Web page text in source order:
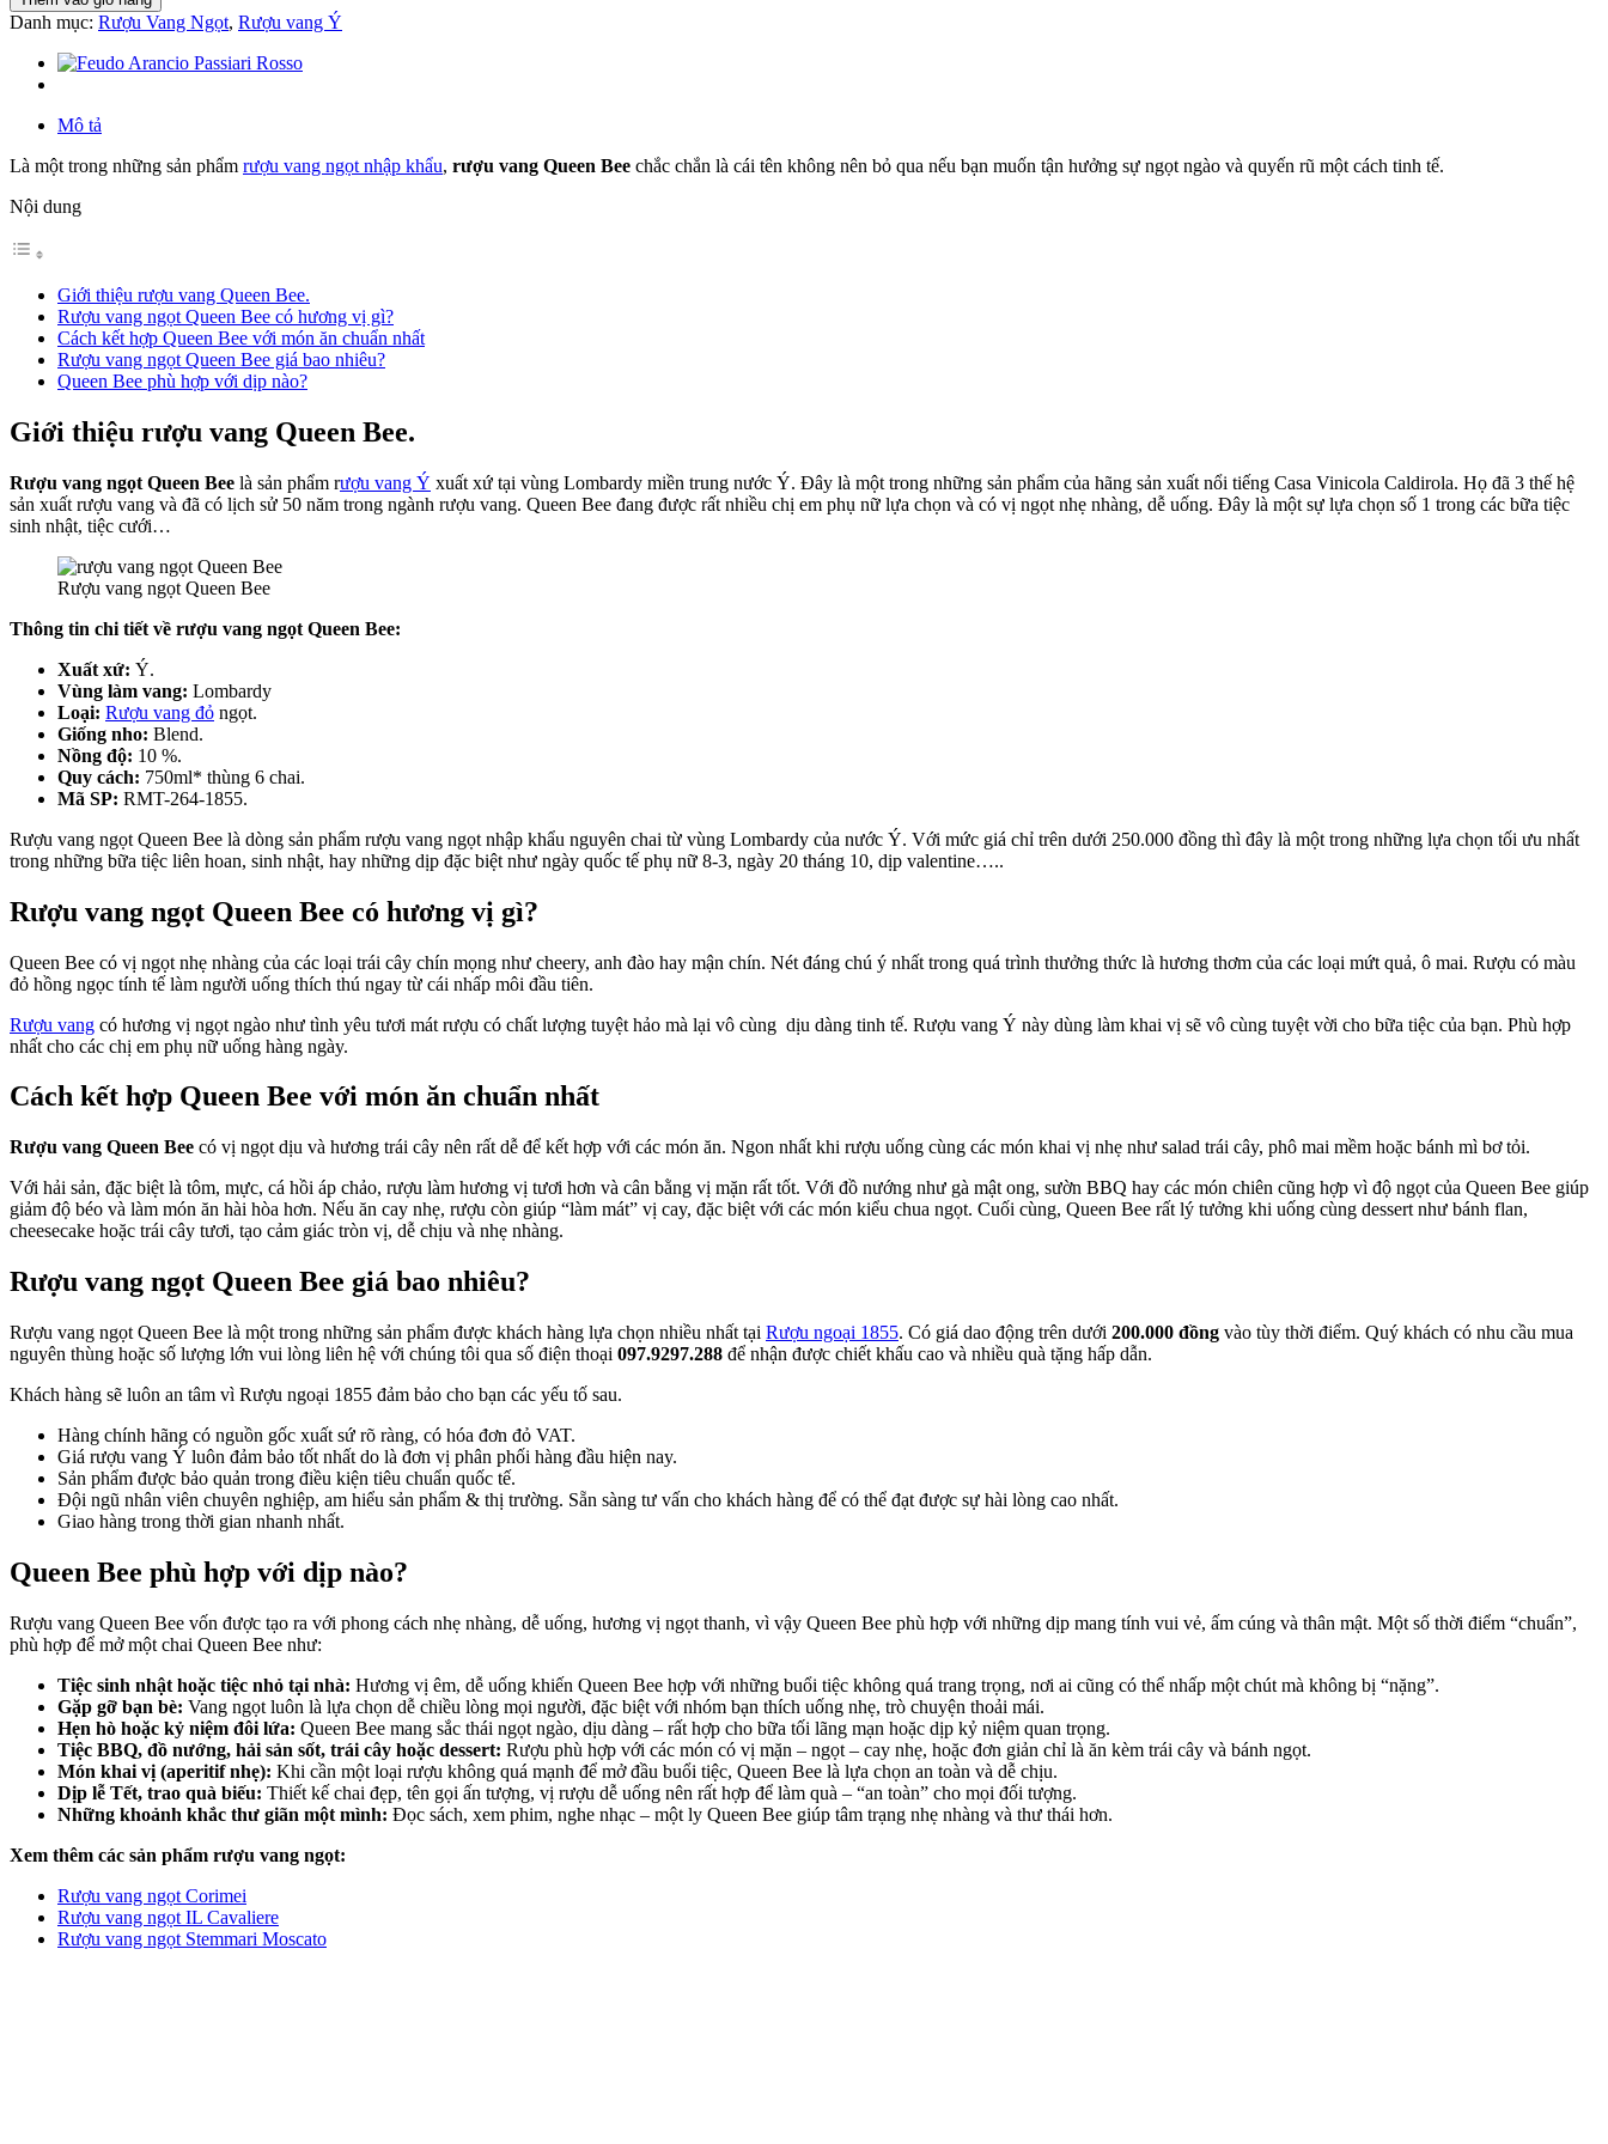
Danh mục: Rượu Vang Ngọt, Rượu vang Ý
Mô tả
Là một trong những sản phẩm rượu vang ngọt nhập khẩu, rượu vang Queen Bee chắc chắn là cái tên không nên bỏ qua nếu bạn muốn tận hưởng sự ngọt ngào và quyến rũ một cách tinh tế.
Nội dung
Giới thiệu rượu vang Queen Bee.
Rượu vang ngọt Queen Bee có hương vị gì?
Cách kết hợp Queen Bee với món ăn chuẩn nhất
Rượu vang ngọt Queen Bee giá bao nhiêu?
Queen Bee phù hợp với dịp nào?
Giới thiệu rượu vang Queen Bee.
Rượu vang ngọt Queen Bee là sản phẩm rượu vang Ý xuất xứ tại vùng Lombardy miền trung nước Ý. Đây là một trong những sản phẩm của hãng sản xuất nổi tiếng Casa Vinicola Caldirola. Họ đã 3 thế hệ
sản xuất rượu vang và đã có lịch sử 50 năm trong ngành rượu vang. Queen Bee đang được rất nhiều chị em phụ nữ lựa chọn và có vị ngọt nhẹ nhàng, dễ uống. Đây là một sự lựa chọn số 1 trong các bữa tiệc
sinh nhật, tiệc cưới…
Rượu vang ngọt Queen Bee
Thông tin chi tiết về rượu vang ngọt Queen Bee:
Xuất xứ: Ý.
Vùng làm vang: Lombardy
Loại: Rượu vang đỏ ngọt.
Giống nho: Blend.
Nồng độ: 10 %.
Quy cách: 750ml* thùng 6 chai.
Mã SP: RMT-264-1855.
Rượu vang ngọt Queen Bee là dòng sản phẩm rượu vang ngọt nhập khẩu nguyên chai từ vùng Lombardy của nước Ý. Với mức giá chỉ trên dưới 250.000 đồng thì đây là một trong những lựa chọn tối ưu nhất
trong những bữa tiệc liên hoan, sinh nhật, hay những dịp đặc biệt như ngày quốc tế phụ nữ 8-3, ngày 20 tháng 10, dịp valentine…..
Rượu vang ngọt Queen Bee có hương vị gì?
Queen Bee có vị ngọt nhẹ nhàng của các loại trái cây chín mọng như cheery, anh đào hay mận chín. Nét đáng chú ý nhất trong quá trình thưởng thức là hương thơm của các loại mứt quả, ô mai. Rượu có màu
đỏ hồng ngọc tính tế làm người uống thích thú ngay từ cái nhấp môi đầu tiên.
Rượu vang có hương vị ngọt ngào như tình yêu tươi mát rượu có chất lượng tuyệt hảo mà lại vô cùng dịu dàng tinh tế. Rượu vang Ý này dùng làm khai vị sẽ vô cùng tuyệt vời cho bữa tiệc của bạn. Phù hợp
nhất cho các chị em phụ nữ uống hàng ngày.
Cách kết hợp Queen Bee với món ăn chuẩn nhất
Rượu vang Queen Bee có vị ngọt dịu và hương trái cây nên rất dễ để kết hợp với các món ăn. Ngon nhất khi rượu uống cùng các món khai vị nhẹ như salad trái cây, phô mai mềm hoặc bánh mì bơ tỏi.
Với hải sản, đặc biệt là tôm, mực, cá hồi áp chảo, rượu làm hương vị tươi hơn và cân bằng vị mặn rất tốt. Với đồ nướng như gà mật ong, sườn BBQ hay các món chiên cũng hợp vì độ ngọt của Queen Bee giúp
giảm độ béo và làm món ăn hài hòa hơn. Nếu ăn cay nhẹ, rượu còn giúp “làm mát” vị cay, đặc biệt với các món kiểu chua ngọt. Cuối cùng, Queen Bee rất lý tưởng khi uống cùng dessert như bánh flan,
cheesecake hoặc trái cây tươi, tạo cảm giác tròn vị, dễ chịu và nhẹ nhàng.
Rượu vang ngọt Queen Bee giá bao nhiêu?
Rượu vang ngọt Queen Bee là một trong những sản phẩm được khách hàng lựa chọn nhiều nhất tại Rượu ngoại 1855. Có giá dao động trên dưới 200.000 đồng vào tùy thời điểm. Quý khách có nhu cầu mua
nguyên thùng hoặc số lượng lớn vui lòng liên hệ với chúng tôi qua số điện thoại 097.9297.288 để nhận được chiết khấu cao và nhiều quà tặng hấp dẫn.
Khách hàng sẽ luôn an tâm vì Rượu ngoại 1855 đảm bảo cho bạn các yếu tố sau.
Hàng chính hãng có nguồn gốc xuất sứ rõ ràng, có hóa đơn đỏ VAT.
Giá rượu vang Ý luôn đảm bảo tốt nhất do là đơn vị phân phối hàng đầu hiện nay.
Sản phẩm được bảo quản trong điều kiện tiêu chuẩn quốc tế.
Đội ngũ nhân viên chuyên nghiệp, am hiểu sản phẩm & thị trường. Sẵn sàng tư vấn cho khách hàng để có thể đạt được sự hài lòng cao nhất.
Giao hàng trong thời gian nhanh nhất.
Queen Bee phù hợp với dịp nào?
Rượu vang Queen Bee vốn được tạo ra với phong cách nhẹ nhàng, dễ uống, hương vị ngọt thanh, vì vậy Queen Bee phù hợp với những dịp mang tính vui vẻ, ấm cúng và thân mật. Một số thời điểm “chuẩn”,
phù hợp để mở một chai Queen Bee như:
Tiệc sinh nhật hoặc tiệc nhỏ tại nhà: Hương vị êm, dễ uống khiến Queen Bee hợp với những buổi tiệc không quá trang trọng, nơi ai cũng có thể nhấp một chút mà không bị “nặng”.
Gặp gỡ bạn bè: Vang ngọt luôn là lựa chọn dễ chiều lòng mọi người, đặc biệt với nhóm bạn thích uống nhẹ, trò chuyện thoải mái.
Hẹn hò hoặc kỷ niệm đôi lứa: Queen Bee mang sắc thái ngọt ngào, dịu dàng – rất hợp cho bữa tối lãng mạn hoặc dịp kỷ niệm quan trọng.
Tiệc BBQ, đồ nướng, hải sản sốt, trái cây hoặc dessert: Rượu phù hợp với các món có vị mặn – ngọt – cay nhẹ, hoặc đơn giản chỉ là ăn kèm trái cây và bánh ngọt.
Món khai vị (aperitif nhẹ): Khi cần một loại rượu không quá mạnh để mở đầu buổi tiệc, Queen Bee là lựa chọn an toàn và dễ chịu.
Dịp lễ Tết, trao quà biếu: Thiết kế chai đẹp, tên gọi ấn tượng, vị rượu dễ uống nên rất hợp để làm quà – “an toàn” cho mọi đối tượng.
Những khoảnh khắc thư giãn một mình: Đọc sách, xem phim, nghe nhạc – một ly Queen Bee giúp tâm trạng nhẹ nhàng và thư thái hơn.
Xem thêm các sản phẩm rượu vang ngọt:
Rượu vang ngọt Corimei
Rượu vang ngọt IL Cavaliere
Rượu vang ngọt Stemmari Moscato